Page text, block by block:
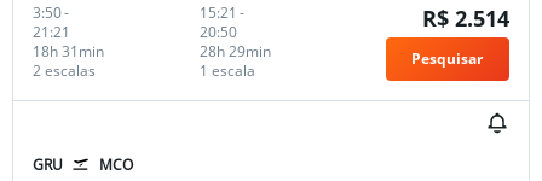
3:50-
21:21
2 escalas
18h 31min
15:21 -
20:50
1 escala
28h 29min
R$ 2.514
Pesquisar
GRU MCO